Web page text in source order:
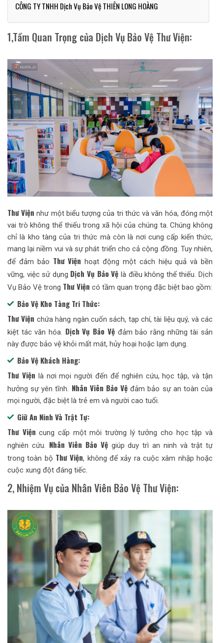
CÔNG TY TNHH Dịch Vụ Bảo Vệ THIÊN LONG HOÀNG
1,Tầm Quan Trọng của Dịch Vụ Bảo Vệ Thư Viện:
Thư Viện như một biểu tượng của tri thức và văn hóa, đóng một
vai trò không thể thiếu trong xã hội của chúng ta. Chúng không
chỉ là kho tàng của tri thức mà còn là nơi cung cấp kiến thức,
mang lại niềm vui và sự phát triển cho cả cộng đồng. Tuy nhiên,
để đảm bảo Thư Viện hoạt động một cách hiệu quả và bền
vững, việc sử dụng Dịch Vụ Bảo Vệ là điều không thể thiếu. Dịch
Vụ Bảo Vệ trong Thư Viện có tầm quan trọng đặc biệt bao gồm:
Bảo Vệ Kho Tàng Tri Thức:
Thư Viện chứa hàng ngàn cuốn sách, tạp chí, tài liệu quý, và các
kiệt tác văn hóa. Dịch Vụ Bảo Vệđảm bảo rằng những tài sản
này được bảo vệ khỏi mất mát, hủy hoại hoặc lạm dụng.
Bảo Vệ Khách Hàng:
Thư Viện là nơi mọi người đến để nghiên cứu, học tập, và tận
hưởng sự yên tĩnh. Nhân Viên Bảo Vệ đảm bảo sự an toàn của
mọi người, đặc biệt là trẻ em và người cao tuổi.
Giữ An Ninh Và Trật Tự:
Thư Viện cung cấp một môi trường lý tưởng cho học tập và
nghiên cứu. Nhân Viên Bảo Vệgiúp duy trì an ninh và trật tự
trong toàn bộ Thư Viện, không để xảy ra cuộc xâm nhập hoặc
cuộc xung đột đáng tiếc.
2, Nhiệm Vụ của Nhân Viên Bảo Vệ Thư Viện: